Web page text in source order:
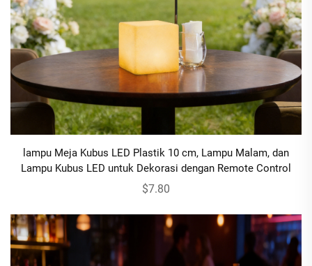
lampu Meja Kubus LED Plastik 10 cm, Lampu Malam, dan
Lampu Kubus LED untuk Dekorasi dengan Remote Control
$7.80